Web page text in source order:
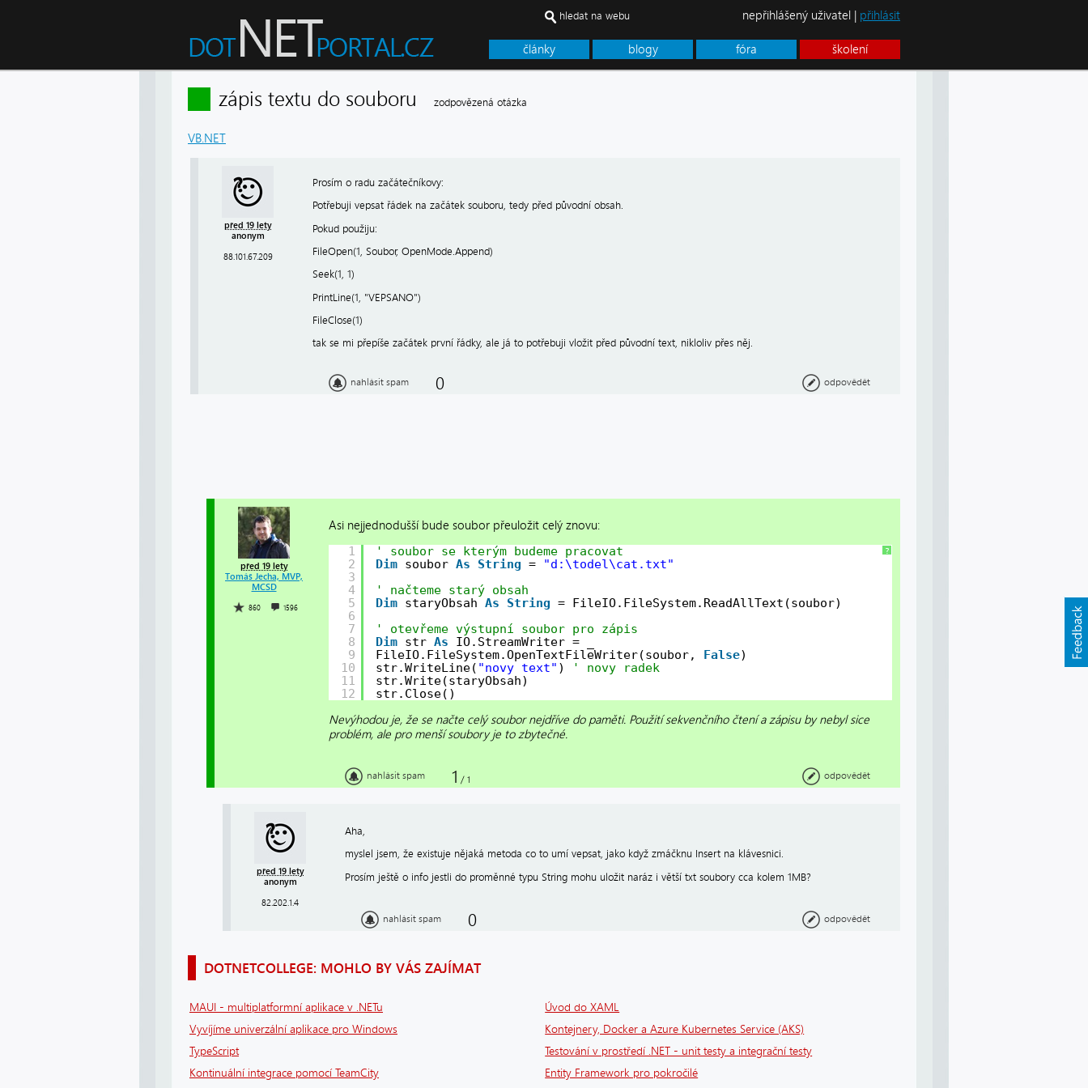
články blogy fóra školení
hledat na webu nepřihlášený uživatel | přihlásit
zápis textu do souboru zodpovězená otázka
VB.NET
před 19 lety
anonym
88.101.67.209
Prosím o radu začátečníkovy:
Potřebuji vepsat řádek na začátek souboru, tedy před původní obsah.
Pokud použiju:
FileOpen(1, Soubor, OpenMode.Append)
Seek(1, 1)
PrintLine(1, "VEPSANO")
FileClose(1)
tak se mi přepíše začátek první řádky, ale já to potřebuji vložit před původní text, nikloliv přes něj.
nahlásit spam 0 odpovědět
před 19 lety
Tomáš Jecha, MVP,
MCSD
860 1596
Asi nejjednodušší bude soubor přeuložit celý znovu:
?
1
2
3
4
5
6
7
8
9
10
11
12
' soubor se kterým budeme pracovat
Dim
soubor As String =
"d:\todel\cat.txt"
' načteme starý obsah
Dim
staryObsah As String = FileIO.FileSystem.ReadAllText(soubor)
' otevřeme výstupní soubor pro zápis
Dim
str As
IO.StreamWriter = _
FileIO.FileSystem.OpenTextFileWriter(soubor, False)
str.WriteLine( "novy text" )
' novy radek
str.Write(staryObsah)
str.Close()
Nevýhodou je, že se načte celý soubor nejdříve do paměti. Použití sekvenčního čtení a zápisu by nebyl sice
problém, ale pro menší soubory je to zbytečné.
nahlásit spam 1 / 1 odpovědět
před 19 lety
anonym
82.202.1.4
Aha,
myslel jsem, že existuje nějaká metoda co to umí vepsat, jako když zmáčknu Insert na klávesnici.
Prosím ještě o info jestli do proměnné typu String mohu uložit naráz i větší txt soubory cca kolem 1MB?
nahlásit spam 0 odpovědět
DOTNETCOLLEGE: MOHLO BY VÁS ZAJÍMAT
MAUI - multiplatformní aplikace v .NETu
Úvod do XAML
Vyvíjíme univerzální aplikace pro Windows
Kontejnery, Docker a Azure Kubernetes Service (AKS)
TypeScript
Testování v prostředí .NET - unit testy a integrační testy
Kontinuální integrace pomocí TeamCity
Entity Framework pro pokročilé